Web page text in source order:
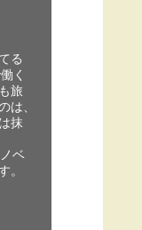
る
く
旅
は、
抹
ベ
。